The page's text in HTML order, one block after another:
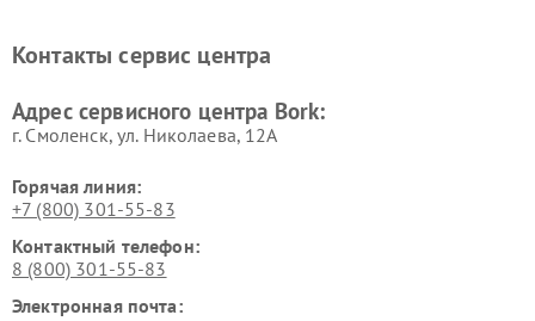
воздуха Bork
Bork
Bork
Контакты сервис центра
Адрес сервисного центра Bork:
г. Смоленск, ул. Николаева, 12А
Горячая линия:
+7 (800) 301-55-83
Контактный телефон:
8 (800) 301-55-83
Электронная почта: